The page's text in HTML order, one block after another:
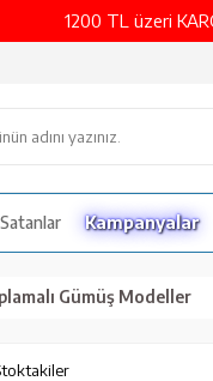
1200 TL üzeri
Kampanyalar
Gümüş Modeller